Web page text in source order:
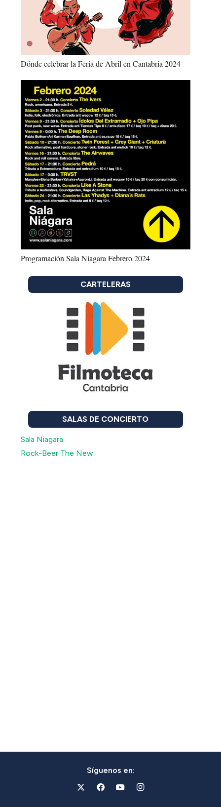
Dónde celebrar la Feria de Abril en Cantabria 2024
Programación Sala Niagara Febrero 2024
CARTELERAS
SALAS DE CONCIERTO
Sala Niagara
Rock-Beer The New
Síguenos en: